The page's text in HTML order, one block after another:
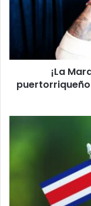
cantante
concierto
Costa
¡La
Embajada